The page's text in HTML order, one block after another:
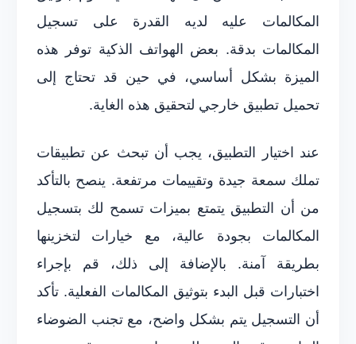
المكالمات عليه لديه القدرة على تسجيل
المكالمات بدقة. بعض الهواتف الذكية توفر هذه
الميزة بشكل أساسي، في حين قد تحتاج إلى
تحميل تطبيق خارجي لتحقيق هذه الغاية.
عند اختيار التطبيق، يجب أن تبحث عن تطبيقات
تملك سمعة جيدة وتقييمات مرتفعة. ينصح بالتأكد
من أن التطبيق يتمتع بميزات تسمح لك بتسجيل
المكالمات بجودة عالية، مع خيارات لتخزينها
بطريقة آمنة. بالإضافة إلى ذلك، قم بإجراء
اختبارات قبل البدء بتوثيق المكالمات الفعلية. تأكد
أن التسجيل يتم بشكل واضح، مع تجنب الضوضاء